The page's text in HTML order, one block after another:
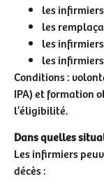
les
les
les
les
Conditions :
IPA) et formation
l’éligibilité.
Dans quelles
Les infirmiers
décès :